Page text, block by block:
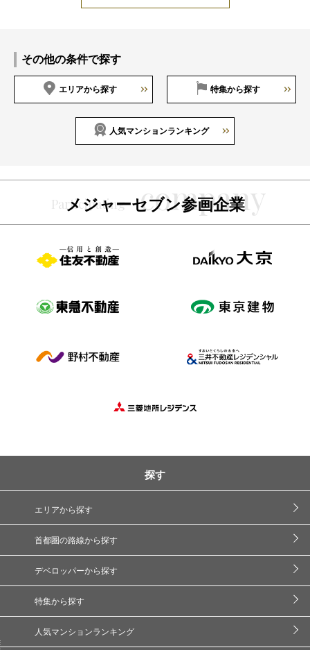
その他の条件で探す
エリアから探す 特集から探す
人気マンションランキング
メジャーセブン参画企業
探す
エリアから探す
首都圏の路線から探す
デベロッパーから探す
特集から探す
人気マンションランキング